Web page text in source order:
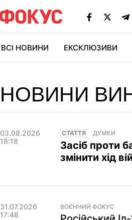
ВСІ НОВИНИ ЕКСКЛЮЗИВИ
НОВИНИ
03.08.2026
18:18
СТАТТЯ ДУМКИ
Засіб проти
змінити хід
31.07.2026
17:48
ВОЄННИЙ ФОКУС